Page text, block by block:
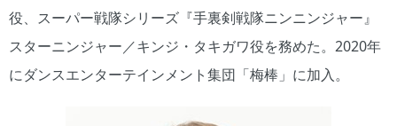
役、スーパー戦隊シリーズ『手裏剣戦隊ニンニンジャー』
スターニンジャー／キンジ・タキガワ役を務めた。2020年
にダンスエンターテインメント集団「梅棒」に加入。